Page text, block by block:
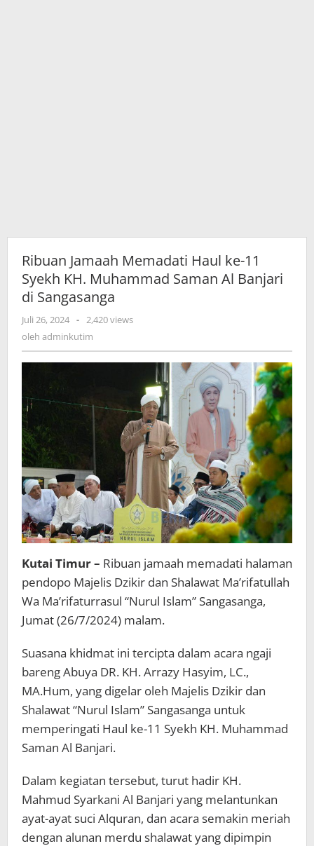
Ribuan Jamaah Memadati Haul ke-11
Syekh KH. Muhammad Saman Al Banjari
di Sangasanga
Juli 26, 2024 oleh
adminkutim
- 2,420 views
oleh adminkutim
Kutai Timur – Ribuan jamaah memadati halaman
pendopo Majelis Dzikir dan Shalawat Ma’rifatullah
Wa Ma’rifaturrasul “Nurul Islam” Sangasanga,
Jumat (26/7/2024) malam.
Suasana khidmat ini tercipta dalam acara ngaji
bareng Abuya DR. KH. Arrazy Hasyim, LC.,
MA.Hum, yang digelar oleh Majelis Dzikir dan
Shalawat “Nurul Islam” Sangasanga untuk
memperingati Haul ke-11 Syekh KH. Muhammad
Saman Al Banjari.
Dalam kegiatan tersebut, turut hadir KH.
Mahmud Syarkani Al Banjari yang melantunkan
ayat-ayat suci Alquran, dan acara semakin meriah
dengan alunan merdu shalawat yang dipimpin